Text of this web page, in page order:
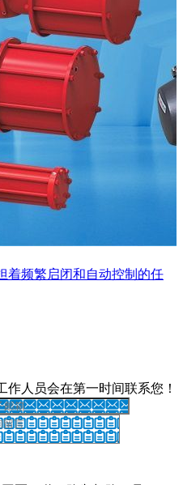
着频繁启闭和自动控制的任
人员会在第一时间联系您！